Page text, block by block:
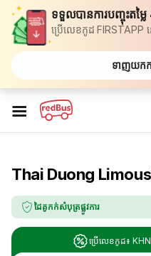
ទទួលបានការបញ្ចុះតម្លៃ
ប្រើលេខកូដ FIRSTAPP
ទាញយកក
☰
Thai Duong
ដៃគូកក់សំបុត្រផ្លូវការ
ប្រើលេខកូដ៖